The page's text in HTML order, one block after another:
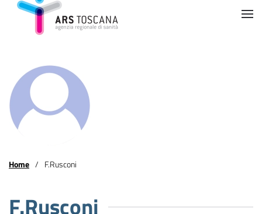
Home F.Rusconi
F.Rusconi